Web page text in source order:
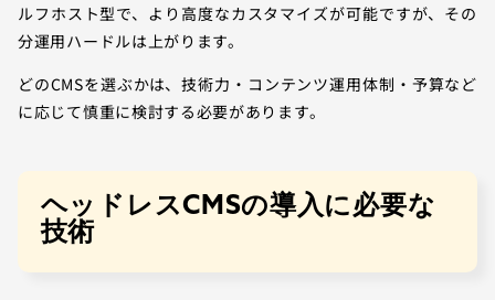
ルフホスト型で、より高度なカスタマイズが可能ですが、その
分運用ハードルは上がります。
どのCMSを選ぶかは、技術力・コンテンツ運用体制・予算など
に応じて慎重に検討する必要があります。
ヘッドレスCMSの導入に必要な
技術